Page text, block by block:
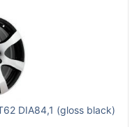
DIA84,1 (gloss black)